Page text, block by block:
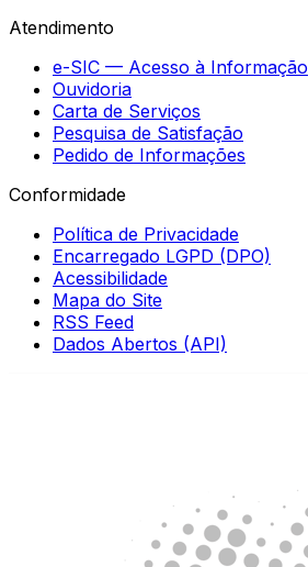
Atendimento
e-SIC — Acesso à Informação
Ouvidoria
Carta de Serviços
Pesquisa de Satisfação
Pedido de Informações
Conformidade
Política de Privacidade
Encarregado LGPD (DPO)
Acessibilidade
Mapa do Site
RSS Feed
Dados Abertos (API)